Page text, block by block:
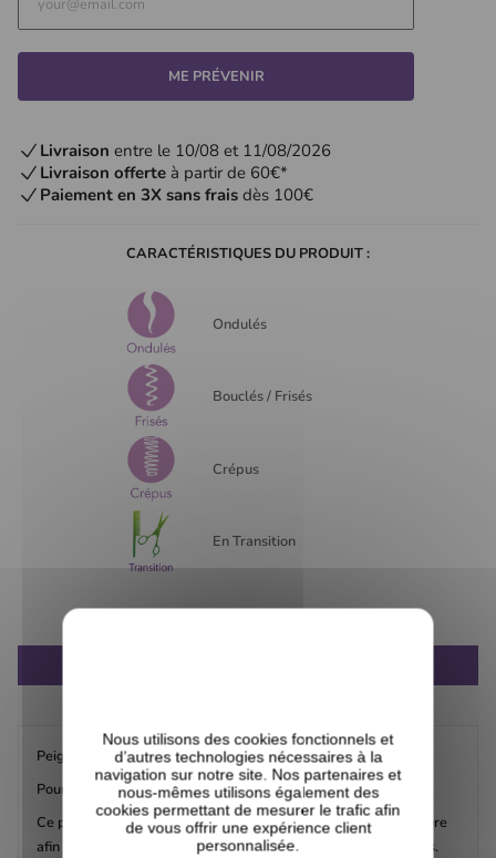
ME PRÉVENIR
Livraison entre le 10/08 et 11/08/2026
Livraison offerte à partir de 60€*
Paiement en 3X sans frais dès 100€
CARACTÉRISTIQUES DU PRODUIT :
Ondulés
Bouclés / Frisés
Crépus
En Transition
Peigne à queue
Pour tracer les raies et faciliter les coiffures et les séparations.
Ce peigne vous aidera à créer des sections dans votre chevelure
afin de vous permettre de coiffer vos cheveux selon vos envies.
Nous utilisons des cookies fonctionnels et
d’autres technologies nécessaires à la
navigation sur notre site. Nos partenaires et
nous-mêmes utilisons également des
cookies permettant de mesurer le trafic afin
de vous offrir une expérience client
personnalisée.